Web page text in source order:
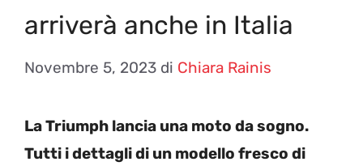
arriverà anche in Italia
Novembre 5, 2023 di Chiara Rainis
La Triumph lancia una moto da sogno.
Tutti i dettagli di un modello fresco di